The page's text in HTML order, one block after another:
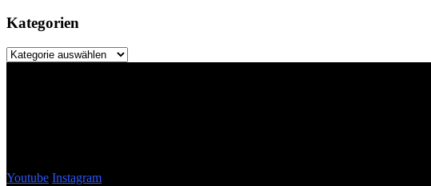
Kategorien
Kategorien
Youtube Instagram